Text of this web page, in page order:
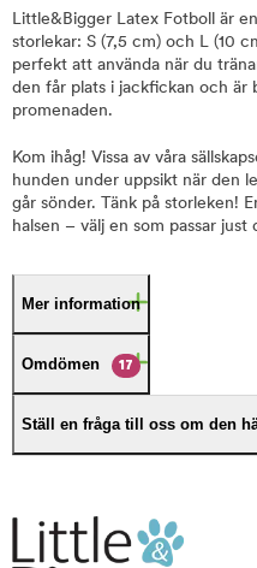
Little&Bigger Latex Fotboll är
storlekar: S (7,5 cm) och L (10
perfekt att använda när du
den får plats i jackfickan och är
promenaden.
Kom ihåg! Vissa av våra
hunden under uppsikt när den
går sönder. Tänk på storleken!
halsen – välj en som passar just
Mer information
Omdömen 17
Ställ en fråga till oss om den